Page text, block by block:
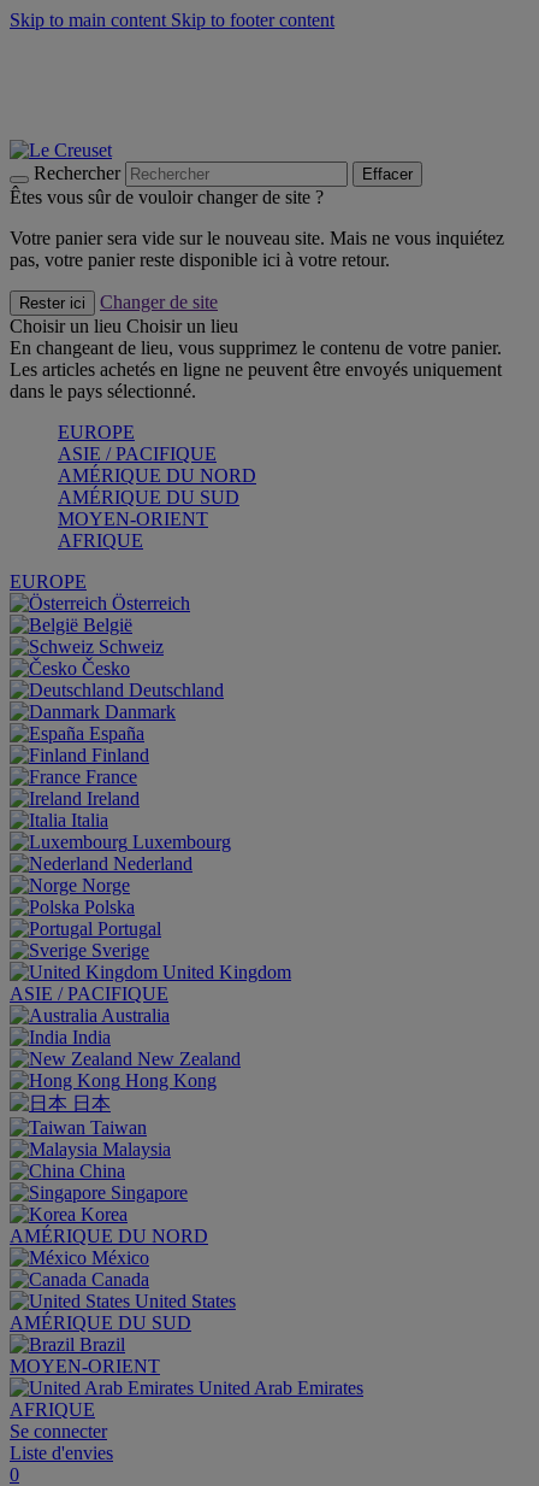
Skip to main content Skip to footer content
Rechercher Effacer
Êtes vous sûr de vouloir changer de site ?
Votre panier sera vide sur le nouveau site. Mais ne vous inquiétez
pas, votre panier reste disponible ici à votre retour.
Rester ici
Changer de site
Choisir un lieu Choisir un lieu
En changeant de lieu, vous supprimez le contenu de votre panier.
Les articles achetés en ligne ne peuvent être envoyés uniquement
dans le pays sélectionné.
EUROPE
ASIE / PACIFIQUE
AMÉRIQUE DU NORD
AMÉRIQUE DU SUD
MOYEN-ORIENT
AFRIQUE
EUROPE
Österreich
België
Schweiz
Česko
Deutschland
Danmark
España
Finland
France
Ireland
Italia
Luxembourg
Nederland
Norge
Polska
Portugal
Sverige
United Kingdom
ASIE / PACIFIQUE
Australia
India
New Zealand
Hong Kong
日本
Taiwan
Malaysia
China
Singapore
Korea
AMÉRIQUE DU NORD
México
Canada
United States
AMÉRIQUE DU SUD
Brazil
MOYEN-ORIENT
United Arab Emirates
AFRIQUE
Se connecter
Liste d'envies
0